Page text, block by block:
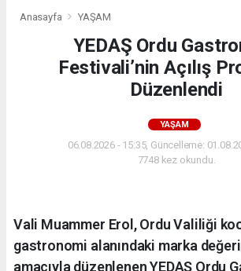
Anasayfa YAŞAM
YEDAŞ Ordu
Festivali’nin Açılış
Düzenlendi
YAŞAM
06.08.2026 - 15:35, Güncelleme:
7748 kez okundu.
Vali Muammer Erol, Ordu Valiliği
gastronomi alanındaki marka
amacıyla düzenlenen YEDAŞ Ordu